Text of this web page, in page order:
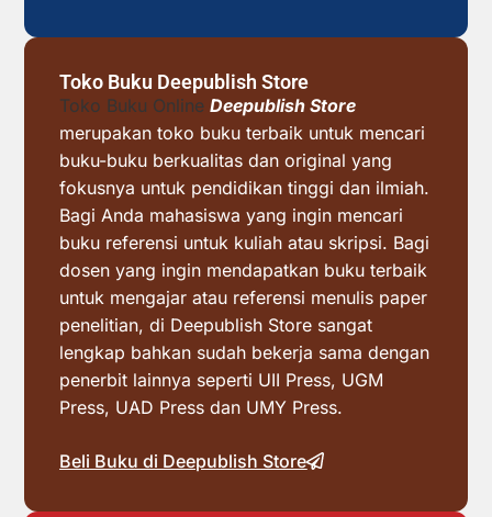
Toko Buku Deepublish Store
Toko Buku Online Deepublish Store
merupakan toko buku terbaik untuk mencari
buku-buku berkualitas dan original yang
fokusnya untuk pendidikan tinggi dan ilmiah.
Bagi Anda mahasiswa yang ingin mencari
buku referensi untuk kuliah atau skripsi. Bagi
dosen yang ingin mendapatkan buku terbaik
untuk mengajar atau referensi menulis paper
penelitian, di Deepublish Store sangat
lengkap bahkan sudah bekerja sama dengan
penerbit lainnya seperti UII Press, UGM
Press, UAD Press dan UMY Press.
Beli Buku di Deepublish Store